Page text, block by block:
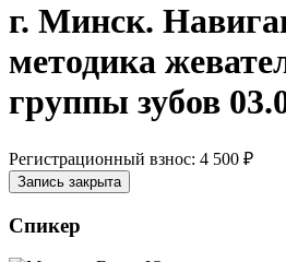
г. Минск.
методика
группы зубов
Регистрационный взнос: 4 500 ₽
Запись закрыта
Спикер